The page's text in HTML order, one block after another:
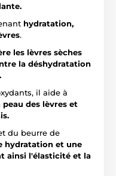
hydratation,
.
les lèvres sèches
la déshydratation
il aide à
des lèvres et
du beurre de
hydratation et une
ainsi l'élasticité et la